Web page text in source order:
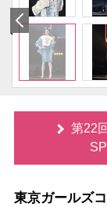
第22
東京ガールズ